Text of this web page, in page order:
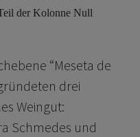
der Kolonne Null
“Meseta de
drei
Weingut:
Schmedes und